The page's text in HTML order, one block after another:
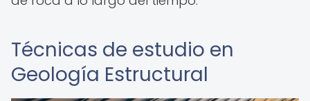
Técnicas de estudio en
Geología Estructural